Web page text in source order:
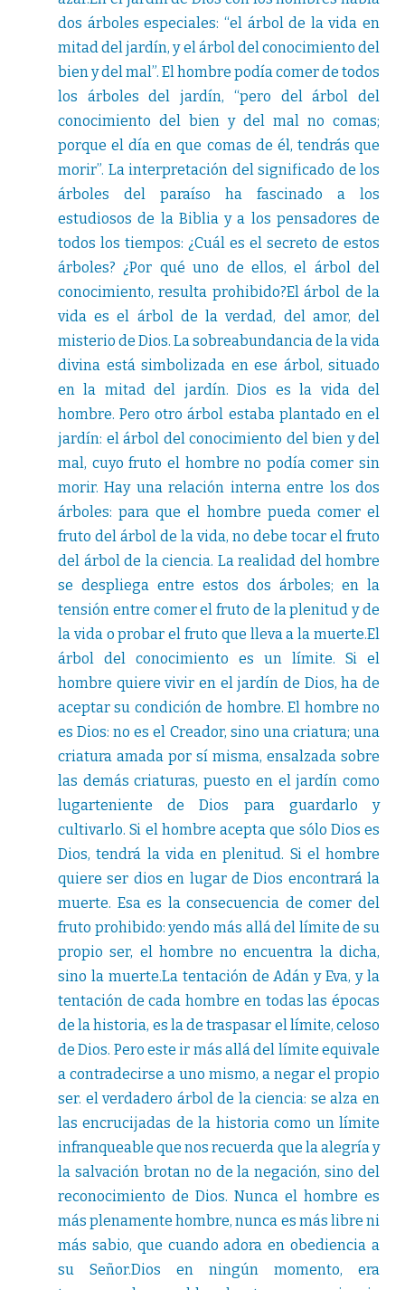
dos árboles especiales: “el árbol de la vida en
mitad del jardín, y el árbol del conocimiento del
bien y del mal”. El hombre podía comer de todos
los árboles del jardín, “pero del árbol del
conocimiento del bien y del mal no comas;
porque el día en que comas de él, tendrás que
morir”. La interpretación del significado de los
árboles del paraíso ha fascinado a los
estudiosos de la Biblia y a los pensadores de
todos los tiempos: ¿Cuál es el secreto de estos
árboles? ¿Por qué uno de ellos, el árbol del
conocimiento, resulta prohibido?El árbol de la
vida es el árbol de la verdad, del amor, del
misterio de Dios. La sobreabundancia de la vida
divina está simbolizada en ese árbol, situado
en la mitad del jardín. Dios es la vida del
hombre. Pero otro árbol estaba plantado en el
jardín: el árbol del conocimiento del bien y del
mal, cuyo fruto el hombre no podía comer sin
morir. Hay una relación interna entre los dos
árboles: para que el hombre pueda comer el
fruto del árbol de la vida, no debe tocar el fruto
del árbol de la ciencia. La realidad del hombre
se despliega entre estos dos árboles; en la
tensión entre comer el fruto de la plenitud y de
la vida o probar el fruto que lleva a la muerte.El
árbol del conocimiento es un límite. Si el
hombre quiere vivir en el jardín de Dios, ha de
aceptar su condición de hombre. El hombre no
es Dios: no es el Creador, sino una criatura; una
criatura amada por sí misma, ensalzada sobre
las demás criaturas, puesto en el jardín como
lugarteniente de Dios para guardarlo y
cultivarlo. Si el hombre acepta que sólo Dios es
Dios, tendrá la vida en plenitud. Si el hombre
quiere ser dios en lugar de Dios encontrará la
muerte. Esa es la consecuencia de comer del
fruto prohibido: yendo más allá del límite de su
propio ser, el hombre no encuentra la dicha,
sino la muerte.La tentación de Adán y Eva, y la
tentación de cada hombre en todas las épocas
de la historia, es la de traspasar el límite, celoso
de Dios. Pero este ir más allá del límite equivale
a contradecirse a uno mismo, a negar el propio
ser. el verdadero árbol de la ciencia: se alza en
las encrucijadas de la historia como un límite
infranqueable que nos recuerda que la alegría y
la salvación brotan no de la negación, sino del
reconocimiento de Dios. Nunca el hombre es
más plenamente hombre, nunca es más libre ni
más sabio, que cuando adora en obediencia a
su Señor.Dios en ningún momento, era